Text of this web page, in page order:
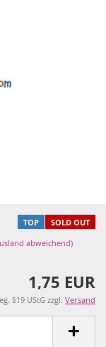
TOP SOLD OUT
abweichend)
1,75 EUR
§19 UStG zzgl. Versand